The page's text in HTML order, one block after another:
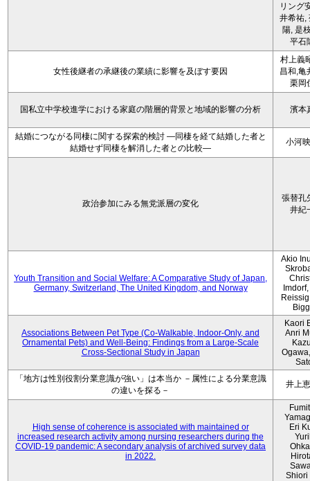
リング
井希祐,
陽, 是
平石
女性後継者の承継後の業績に影響を及ぼす要因
村上義
昌和,亀
栗岡
国私立中学校進学における家庭の階層的背景と地域的影響の分析 濱本
結婚につながる同棲に関する探索的検討 ―同棲を経て結婚した者と
結婚せず同棲を解消した者との比較―
小河
政治参加にみる無党派層の変化
張替孔
井紀
Youth Transition and Social Welfare: A Comparative Study of Japan,
Germany, Switzerland, The United Kingdom, and Norway
Akio
Associations Between Pet Type (Co-Walkable, Indoor-Only, and
Ornamental Pets) and Well-Being: Findings from a Large-Scale
Cross-Sectional Study in Japan
Kaori
Anri
「地方は性別役割分業意識が強い」は本当か －属性による分業意識
の違いを探る－
井上
High sense of coherence is associated with maintained or
increased research activity among nursing researchers during the
COVID-19 pandemic: A secondary analysis of archived survey data
in 2022.
Eri
Shiori